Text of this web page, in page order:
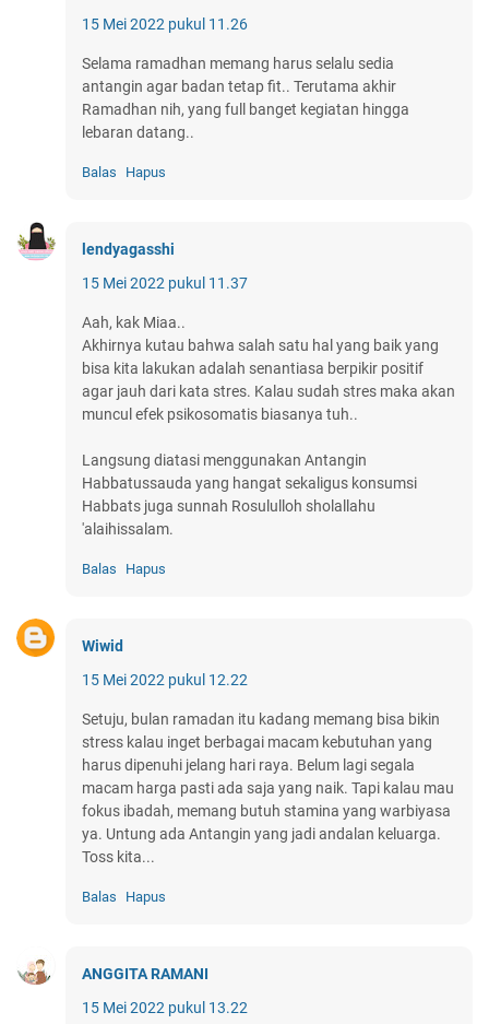
15 Mei 2022 pukul 11.26
Selama ramadhan memang harus selalu sedia
antangin agar badan tetap fit.. Terutama akhir
Ramadhan nih, yang full banget kegiatan hingga
lebaran datang..
Balas Hapus
lendyagasshi
15 Mei 2022 pukul 11.37
Aah, kak Miaa..
Akhirnya kutau bahwa salah satu hal yang baik yang
bisa kita lakukan adalah senantiasa berpikir positif
agar jauh dari kata stres. Kalau sudah stres maka akan
muncul efek psikosomatis biasanya tuh..
Langsung diatasi menggunakan Antangin
Habbatussauda yang hangat sekaligus konsumsi
Habbats juga sunnah Rosululloh sholallahu
'alaihissalam.
Balas Hapus
Wiwid
15 Mei 2022 pukul 12.22
Setuju, bulan ramadan itu kadang memang bisa bikin
stress kalau inget berbagai macam kebutuhan yang
harus dipenuhi jelang hari raya. Belum lagi segala
macam harga pasti ada saja yang naik. Tapi kalau mau
fokus ibadah, memang butuh stamina yang warbiyasa
ya. Untung ada Antangin yang jadi andalan keluarga.
Toss kita...
Balas Hapus
ANGGITA RAMANI
15 Mei 2022 pukul 13.22